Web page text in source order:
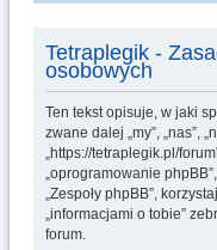
Tetraplegik -
osobowych
Ten tekst opisuje, w jaki
zwane dalej „my”, „nas”,
„https://tetraplegik.pl/
„oprogramowanie
„Zespoły phpBB”,
„informacjami o tobie”
forum.